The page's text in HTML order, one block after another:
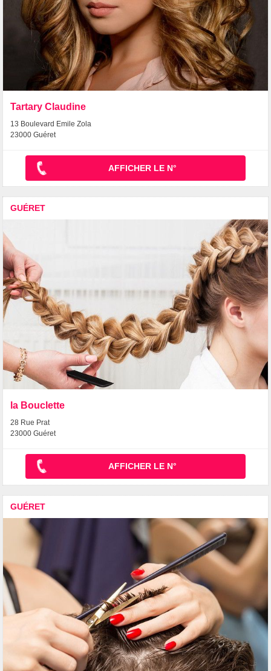
Tartary Claudine
13 Boulevard Emile Zola
23000 Guéret
AFFICHER LE N°
GUÉRET
la Bouclette
28 Rue Prat
23000 Guéret
AFFICHER LE N°
GUÉRET